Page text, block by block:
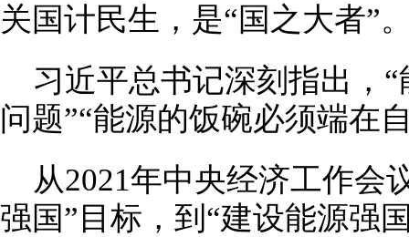
关国计民生，是“国之大者”
习近平总书记深刻指出，
问题”“能源的饭碗必须端在
从2021年中央经济工作会
强国”目标，到“建设能源强